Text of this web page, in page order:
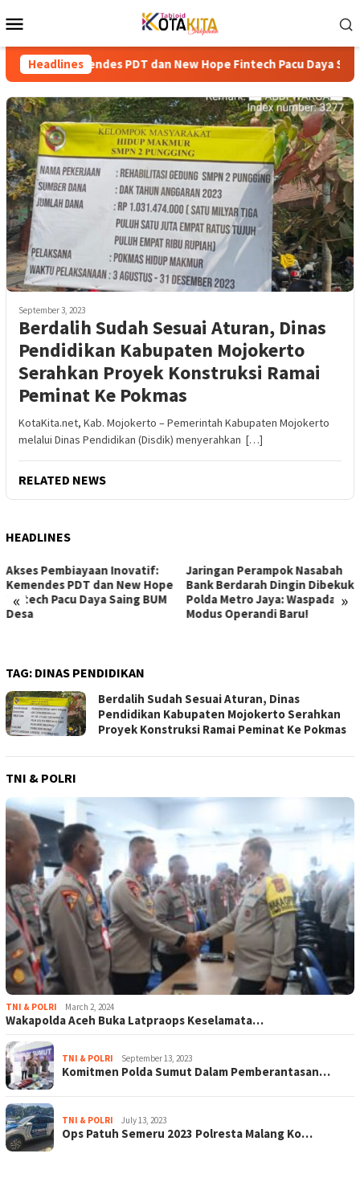
to
Menu
Headlines
PDT dan New Hope Fintech Pacu Daya Saing BUM Desa
September 3, 2023
Berdalih Sudah Sesuai Aturan, Dinas
Pendidikan Kabupaten Mojokerto
Serahkan Proyek Konstruksi Ramai
Peminat Ke Pokmas
KotaKita.net, Kab. Mojokerto – Pemerintah Kabupaten Mojokerto
melalui Dinas Pendidikan (Disdik) menyerahkan […]
RELATED NEWS
HEADLINES
« »
Jaringan Perampok Nasabah
Bank Berdarah Dingin Dibekuk
Polda Metro Jaya: Waspada
Modus Operandi Baru!
JPO Rasuna Said Berbenah:
Jembatan Tua Dibongkar,
Jakarta Melangkah Menuju
Aksesibilitas Universal
TAG: DINAS PENDIDIKAN
Berdalih Sudah Sesuai Aturan, Dinas
Pendidikan Kabupaten Mojokerto Serahkan
Proyek Konstruksi Ramai Peminat Ke Pokmas
TNI & POLRI
TNI & POLRI March 2, 2024
Wakapolda Aceh Buka Latpraops Keselamata…
TNI & POLRI September 13, 2023
Komitmen Polda Sumut Dalam Pemberantasan…
TNI & POLRI July 13, 2023
Ops Patuh Semeru 2023 Polresta Malang Ko…